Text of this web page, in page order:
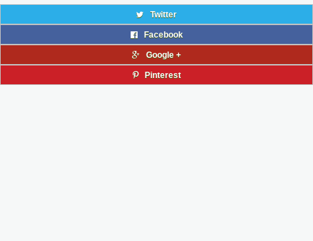
Twitter
Facebook
Google +
Pinterest